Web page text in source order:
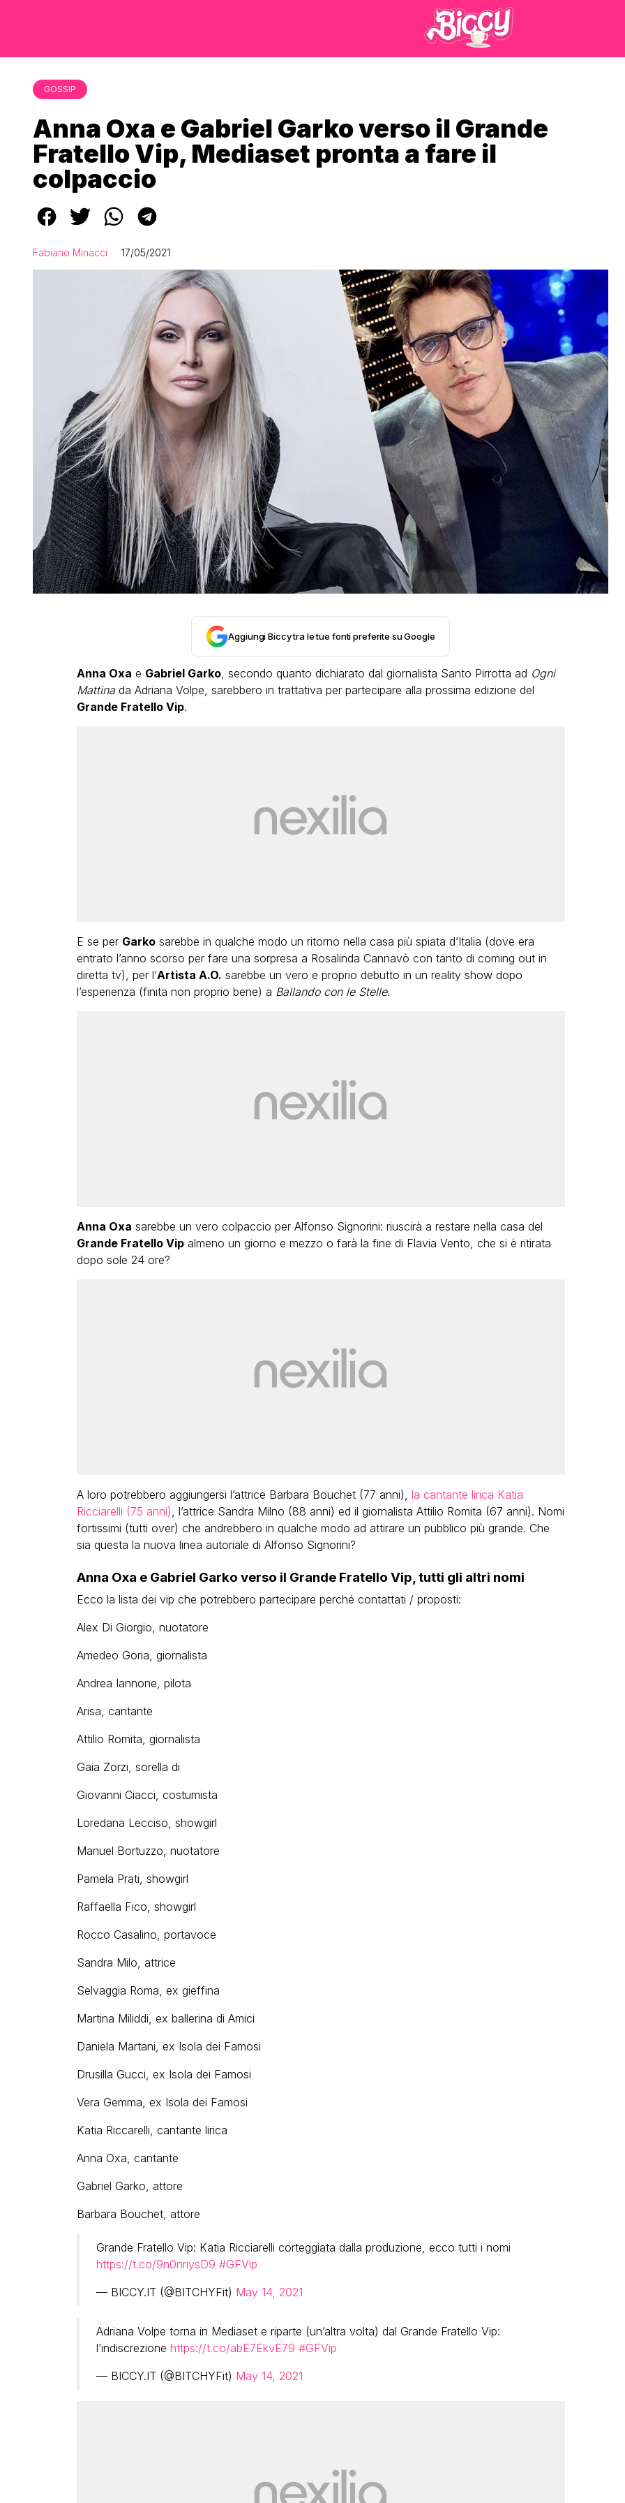
GOSSIP
Anna Oxa e Gabriel Garko verso il Grande
Fratello Vip, Mediaset pronta a fare il
colpaccio
Fabiano Minacci 17/05/2021
Aggiungi Biccy tra le tue fonti preferite su Google
Anna Oxa e Gabriel Garko, secondo quanto dichiarato dal giornalista Santo Pirrotta ad Ogni
Mattina da Adriana Volpe, sarebbero in trattativa per partecipare alla prossima edizione del
Grande Fratello Vip.
E se per Garkosarebbe in qualche modo un ritorno nella casa più spiata d’Italia (dove era
entrato l’anno scorso per fare una sorpresa a Rosalinda Cannavò con tanto di coming out in
diretta tv), per l’Artista A.O. sarebbe un vero e proprio debutto in un reality show dopo
l’esperienza (finita non proprio bene) a Ballando con le Stelle.
Anna Oxa sarebbe un vero colpaccio per Alfonso Signorini: riuscirà a restare nella casa del
Grande Fratello Vipalmeno un giorno e mezzo o farà la fine di Flavia Vento, che si è ritirata
dopo sole 24 ore?
A loro potrebbero aggiungersi l’attrice Barbara Bouchet (77 anni), la cantante lirica Katia
Ricciarelli (75 anni), l’attrice Sandra Milno (88 anni) ed il giornalista Attilio Romita (67 anni). Nomi
fortissimi (tutti over) che andrebbero in qualche modo ad attirare un pubblico più grande. Che
sia questa la nuova linea autoriale di Alfonso Signorini?
Anna Oxa e Gabriel Garko verso il Grande Fratello Vip, tutti gli altri nomi
Ecco la lista dei vip che potrebbero partecipare perché contattati / proposti:
Alex Di Giorgio, nuotatore
Amedeo Goria, giornalista
Andrea Iannone, pilota
Arisa, cantante
Attilio Romita, giornalista
Gaia Zorzi, sorella di
Giovanni Ciacci, costumista
Loredana Lecciso, showgirl
Manuel Bortuzzo, nuotatore
Pamela Prati, showgirl
Raffaella Fico, showgirl
Rocco Casalino, portavoce
Sandra Milo, attrice
Selvaggia Roma, ex gieffina
Martina Miliddi, ex ballerina di Amici
Daniela Martani, ex Isola dei Famosi
Drusilla Gucci, ex Isola dei Famosi
Vera Gemma, ex Isola dei Famosi
Katia Riccarelli, cantante lirica
Anna Oxa, cantante
Gabriel Garko, attore
Barbara Bouchet, attore
Grande Fratello Vip: Katia Ricciarelli corteggiata dalla produzione, ecco tutti i nomi
https://t.co/9n0nriysD9 #GFVip
— BICCY.IT (@BITCHYFit) May 14, 2021
Adriana Volpe torna in Mediaset e riparte (un’altra volta) dal Grande Fratello Vip:
l’indiscrezione https://t.co/abE7EkvE79 #GFVip
— BICCY.IT (@BITCHYFit) May 14, 2021